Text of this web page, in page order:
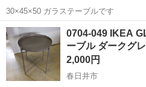
30×45×50 ガラステーブルです
愛知 名古屋市
0704-049 IKEA
ーブル ダークグ
2,000円
春日井市